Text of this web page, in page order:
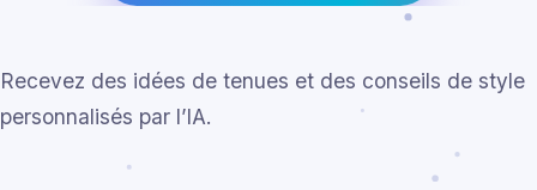
Recevez des idées de tenues et des conseils de style
personnalisés par l’IA.